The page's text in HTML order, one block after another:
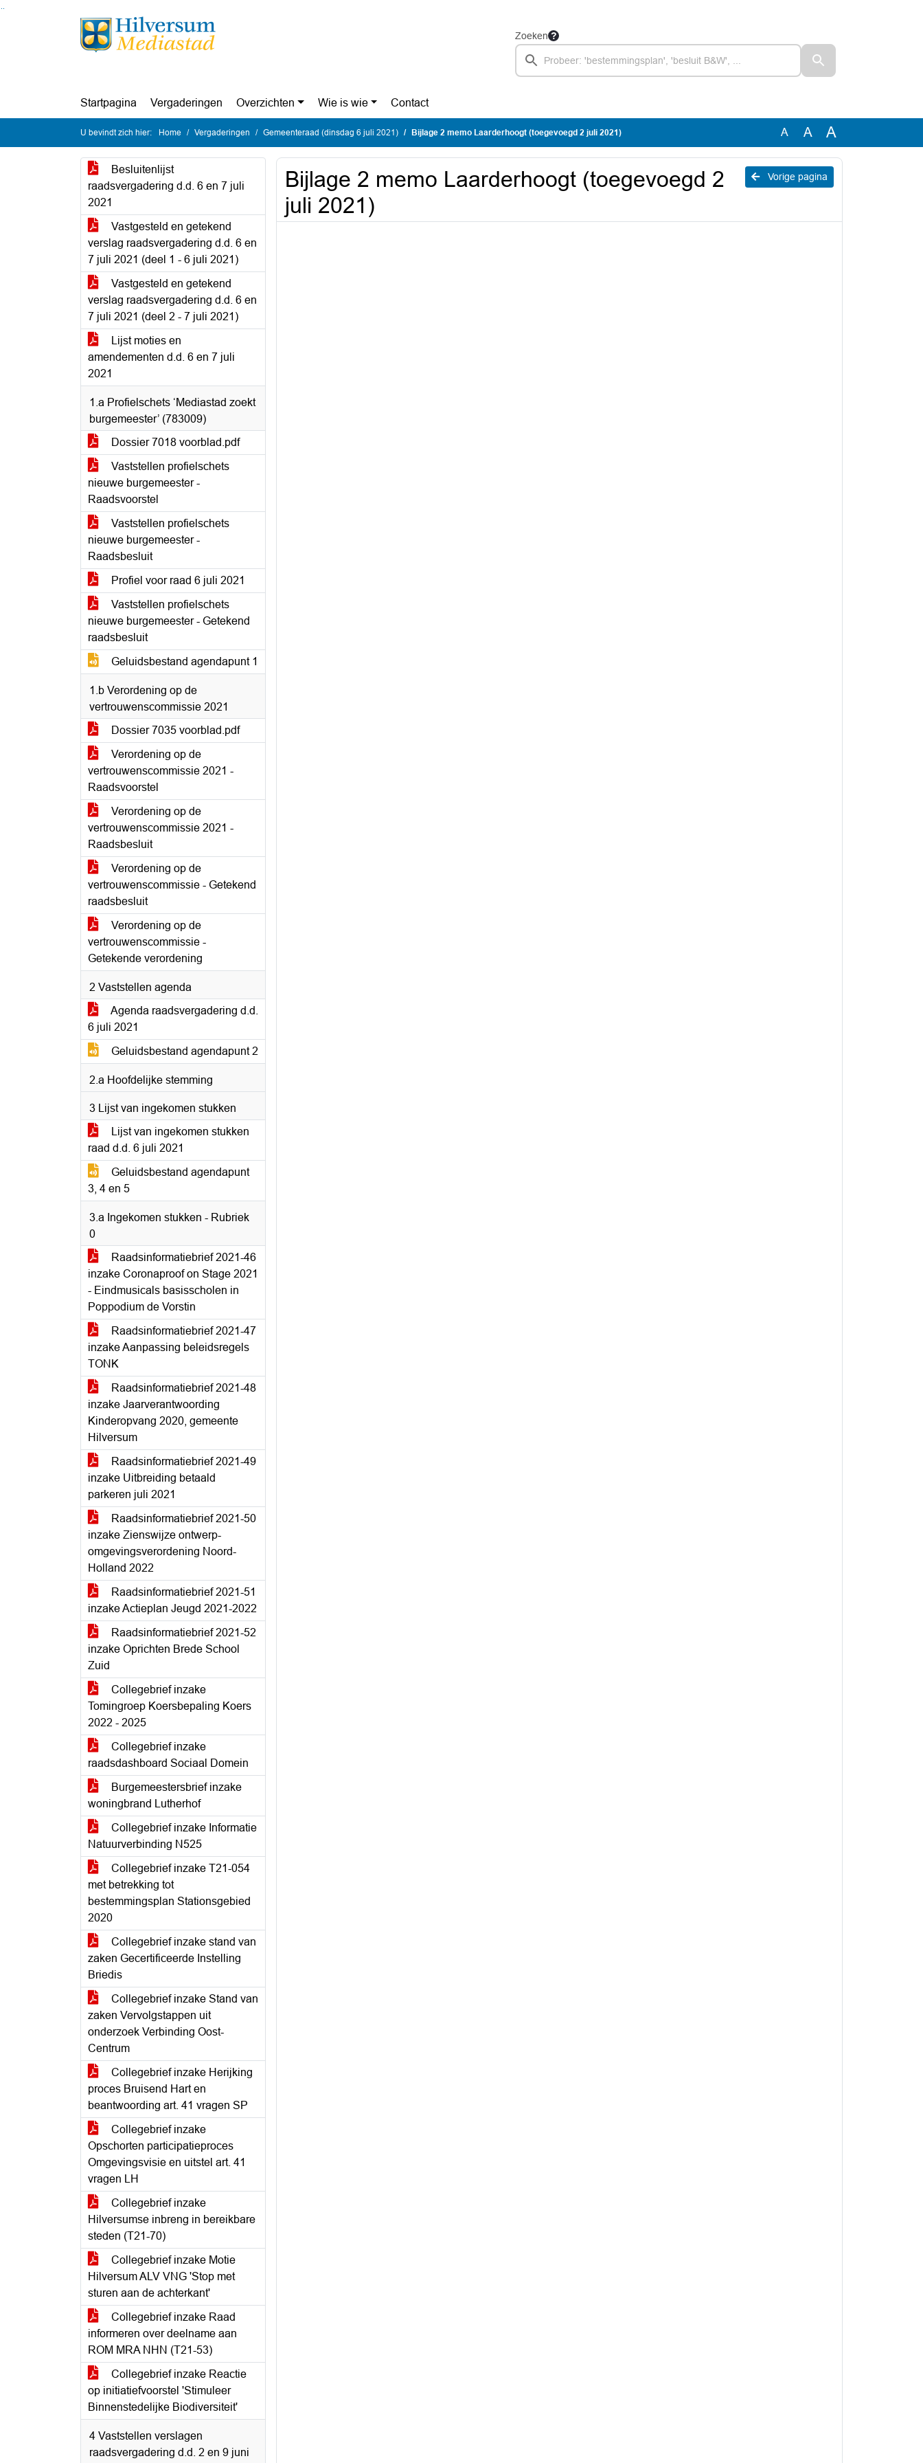
Ga naar de inhoud van deze pagina
Ga naar het zoeken
Ga naar het menu
Zoeken
Startpagina Vergaderingen Overzichten Wie is wie Contact
U bevindt zich hier: Home Vergaderingen Gemeenteraad (dinsdag 6 juli 2021) Bijlage 2 memo Laarderhoogt (toegevoegd 2 juli 2021) A A A
Besluitenlijst
raadsvergadering d.d. 6 en 7 juli
2021
Vastgesteld en getekend
verslag raadsvergadering d.d. 6 en
7 juli 2021 (deel 1 - 6 juli 2021)
Vastgesteld en getekend
verslag raadsvergadering d.d. 6 en
7 juli 2021 (deel 2 - 7 juli 2021)
Lijst moties en
amendementen d.d. 6 en 7 juli
2021
1.a Profielschets ‘Mediastad zoekt
burgemeester’ (783009)
Dossier 7018 voorblad.pdf
Vaststellen profielschets
nieuwe burgemeester -
Raadsvoorstel
Vaststellen profielschets
nieuwe burgemeester -
Raadsbesluit
Profiel voor raad 6 juli 2021
Vaststellen profielschets
nieuwe burgemeester - Getekend
raadsbesluit
Geluidsbestand agendapunt 1
1.b Verordening op de
vertrouwenscommissie 2021
Dossier 7035 voorblad.pdf
Verordening op de
vertrouwenscommissie 2021 -
Raadsvoorstel
Verordening op de
vertrouwenscommissie 2021 -
Raadsbesluit
Verordening op de
vertrouwenscommissie - Getekend
raadsbesluit
Verordening op de
vertrouwenscommissie -
Getekende verordening
2 Vaststellen agenda
Agenda raadsvergadering d.d.
6 juli 2021
Geluidsbestand agendapunt 2
2.a Hoofdelijke stemming
3 Lijst van ingekomen stukken
Lijst van ingekomen stukken
raad d.d. 6 juli 2021
Geluidsbestand agendapunt
3, 4 en 5
3.a Ingekomen stukken - Rubriek
0
Raadsinformatiebrief 2021-46
inzake Coronaproof on Stage 2021
- Eindmusicals basisscholen in
Poppodium de Vorstin
Raadsinformatiebrief 2021-47
inzake Aanpassing beleidsregels
TONK
Raadsinformatiebrief 2021-48
inzake Jaarverantwoording
Kinderopvang 2020, gemeente
Hilversum
Raadsinformatiebrief 2021-49
inzake Uitbreiding betaald
parkeren juli 2021
Raadsinformatiebrief 2021-50
inzake Zienswijze ontwerp-
omgevingsverordening Noord-
Holland 2022
Raadsinformatiebrief 2021-51
inzake Actieplan Jeugd 2021-2022
Raadsinformatiebrief 2021-52
inzake Oprichten Brede School
Zuid
Collegebrief inzake
Tomingroep Koersbepaling Koers
2022 - 2025
Collegebrief inzake
raadsdashboard Sociaal Domein
Burgemeestersbrief inzake
woningbrand Lutherhof
Collegebrief inzake Informatie
Natuurverbinding N525
Collegebrief inzake T21-054
met betrekking tot
bestemmingsplan Stationsgebied
2020
Collegebrief inzake stand van
zaken Gecertificeerde Instelling
Briedis
Collegebrief inzake Stand van
zaken Vervolgstappen uit
onderzoek Verbinding Oost-
Centrum
Collegebrief inzake Herijking
proces Bruisend Hart en
beantwoording art. 41 vragen SP
Collegebrief inzake
Opschorten participatieproces
Omgevingsvisie en uitstel art. 41
vragen LH
Collegebrief inzake
Hilversumse inbreng in bereikbare
steden (T21-70)
Collegebrief inzake Motie
Hilversum ALV VNG 'Stop met
sturen aan de achterkant'
Collegebrief inzake Raad
informeren over deelname aan
ROM MRA NHN (T21-53)
Collegebrief inzake Reactie
op initiatiefvoorstel 'Stimuleer
Binnenstedelijke Biodiversiteit'
4 Vaststellen verslagen
raadsvergadering d.d. 2 en 9 juni
Vorige pagina
Bijlage 2 memo Laarderhoogt (toegevoegd 2
juli 2021)